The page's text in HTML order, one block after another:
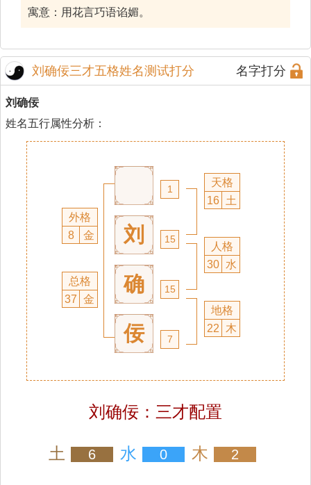
寓意：用花言巧语谄媚。
刘确佞三才五格姓名测试打分 名字打分
刘确佞
姓名五行属性分析：
外格
8
金
总格
37 金
刘
确
佞
1
15
15
7
天格
16 土
人格
30 水
地格
22
木
刘确佞：三才配置
土 6 水 0 木 2